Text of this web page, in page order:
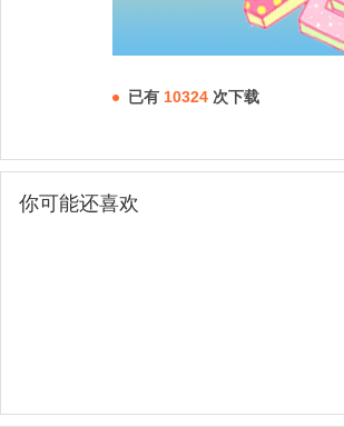
已有 10324 次下载
你可能还喜欢